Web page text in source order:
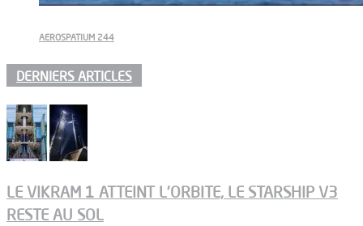
AEROSPATIUM 244
DERNIERS ARTICLES
LE VIKRAM 1 ATTEINT L’ORBITE, LE STARSHIP V3
RESTE AU SOL